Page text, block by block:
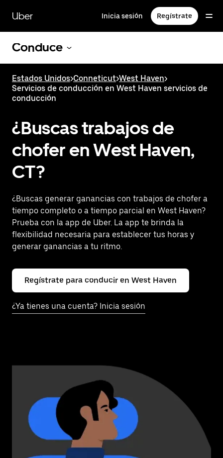
contenido
principal
Uber Inicia sesión Regístrate
Conduce
Estados Unidos>Conneticut>West Haven>
Servicios de conducción en West Haven servicios de
conducción
¿Buscas trabajos de
chofer en West Haven,
CT?
¿Buscas generar ganancias con trabajos de chofer a
tiempo completo o a tiempo parcial en West Haven?
Prueba con la app de Uber. La app te brinda la
flexibilidad necesaria para establecer tus horas y
generar ganancias a tu ritmo.
Regístrate para conducir en West Haven
¿Ya tienes una cuenta? Inicia sesión